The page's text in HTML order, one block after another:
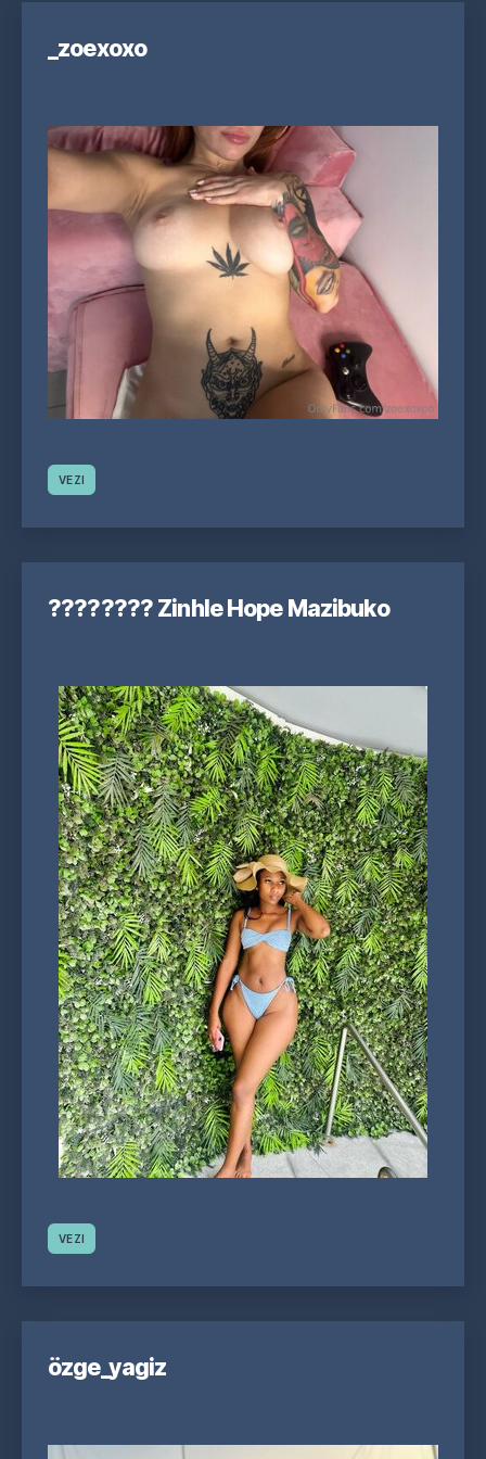
_zoexoxo
VEZI
???????? Zinhle Hope Mazibuko
VEZI
özge_yagiz